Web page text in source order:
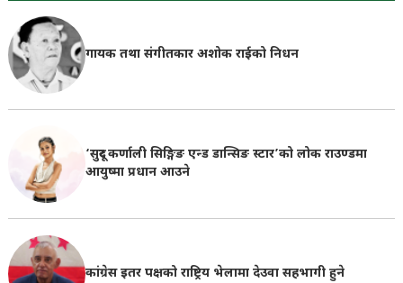
गायक तथा संगीतकार अशोक राईको निधन
‘सुदूर कर्णाली सिङ्गिङ एन्ड डान्सिङ स्टार’को लोक राउण्डमा
आयुष्मा प्रधान आउने
कांग्रेस इतर पक्षको राष्ट्रिय भेलामा देउवा सहभागी हुने